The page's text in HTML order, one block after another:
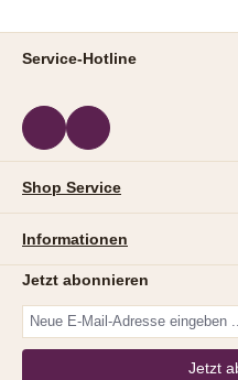
Service-Hotline
Shop Service
Informationen
Jetzt abonnieren
Jetzt